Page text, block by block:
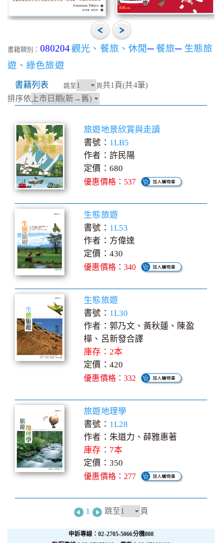
書籍類別： 080204觀光、餐旅、休閒─ 餐旅─ 生態旅
遊、綠色旅遊
書籍列表 跳至 頁共1頁(共4筆)
排序依
旅遊地景欣賞與走讀
書號： 1LB5
作者：許民陽
定價：680
優惠價格：537
生態旅遊
書號： 1L53
作者：方偉達
定價：430
優惠價格：340
生態旅遊
書號： 1L30
作者：郭乃文、黃秋蓮、陳盈
樺、呂新發合譯
庫存：2本
定價：420
優惠價格：332
旅遊地理學
書號： 1L28
作者：朱道力、薛雅惠著
庫存：7本
定價：350
優惠價格：277
1 跳至 頁
申訴專線：02-2705-5066分機808